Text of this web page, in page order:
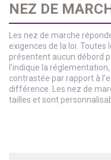
NEZ DE
Les nez de marche
exigences de la loi.
présentent aucun débord
l’indique la
contrastée par rapport à
différence. Les nez de
tailles et sont